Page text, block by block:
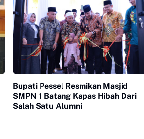
Bupati Pessel Resmikan Masjid
SMPN 1 Batang Kapas Hibah Dari
Salah Satu Alumni